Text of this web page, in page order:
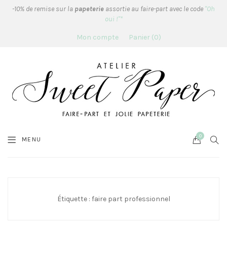
-10% de remise sur la papeterie assortie au faire-part avec le code "Oh
oui !"*
Mon compte Panier 0
MENU Cart
0
Étiquette : faire part professionnel